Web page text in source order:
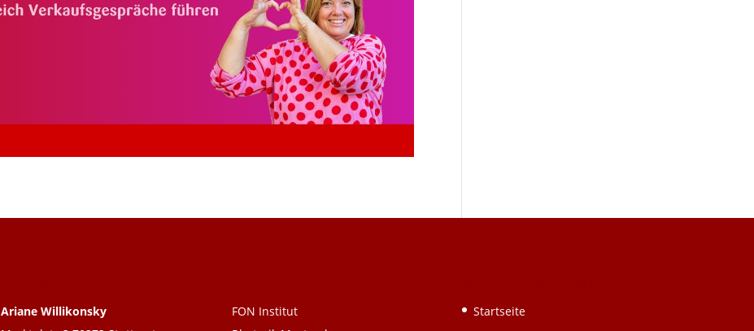
Ariane Willikonsky
FON Institut
Startseite